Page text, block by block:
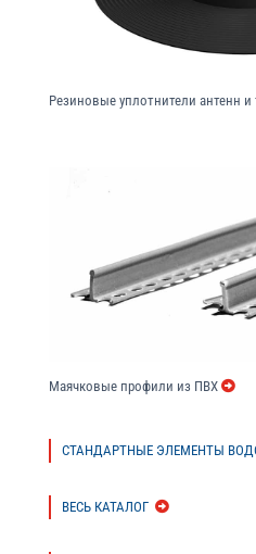
Резиновые уплотнители антенн и
Маячковые профили из ПВХ
СТАНДАРТНЫЕ ЭЛЕМЕНТЫ
ВЕСЬ КАТАЛОГ